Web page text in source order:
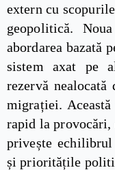
extern cu
geopolitică.
abordarea bazată
sistem axat pe
rezervă nealocată
migrației.
rapid la provocări,
privește
și prioritățile